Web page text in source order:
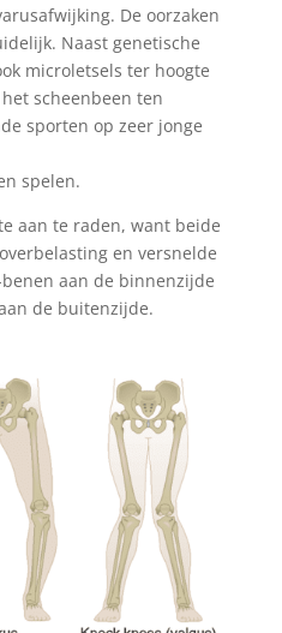
De oorzaken
Naast genetische
microletsels ter hoogte
scheenbeen ten
sporten op zeer jonge
spelen.
aan te raden, want beide
overbelasting en versnelde
aan de binnenzijde
de buitenzijde.